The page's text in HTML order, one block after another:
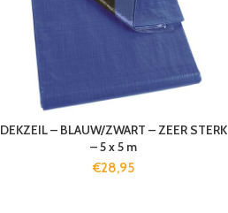
DEKZEIL – BLAUW/ZWART – ZEER STERK
– 5 x 5 m
€28,95